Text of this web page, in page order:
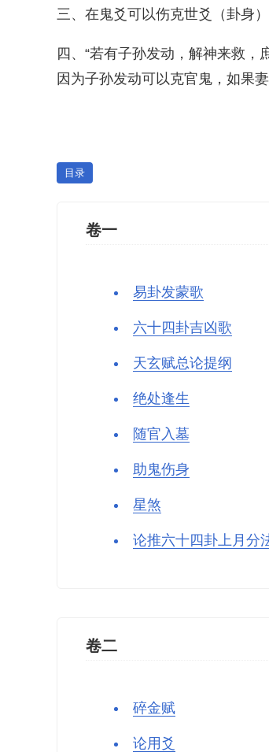
三、在鬼爻可以伤克世爻（卦身
四、“若有子孙发动，解神来救，
因为子孙发动可以克官鬼，如果
目录
卷一
易卦发蒙歌
六十四卦吉凶歌
天玄赋总论提纲
绝处逢生
随官入墓
助鬼伤身
星煞
论推六十四卦上月分
卷二
碎金赋
论用爻